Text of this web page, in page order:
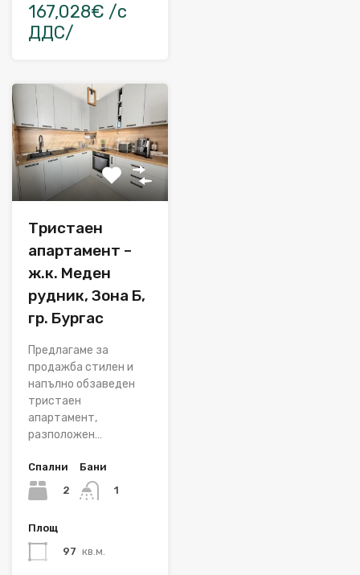
167,028€ /с
ДДС/
Тристаен
апартамент –
ж.к. Меден
рудник, Зона Б,
гр. Бургас
Предлагаме за
продажба стилен и
напълно обзаведен
тристаен
апартамент,
разположен…
Спални
2
Бани
1
Площ
97 кв.м.